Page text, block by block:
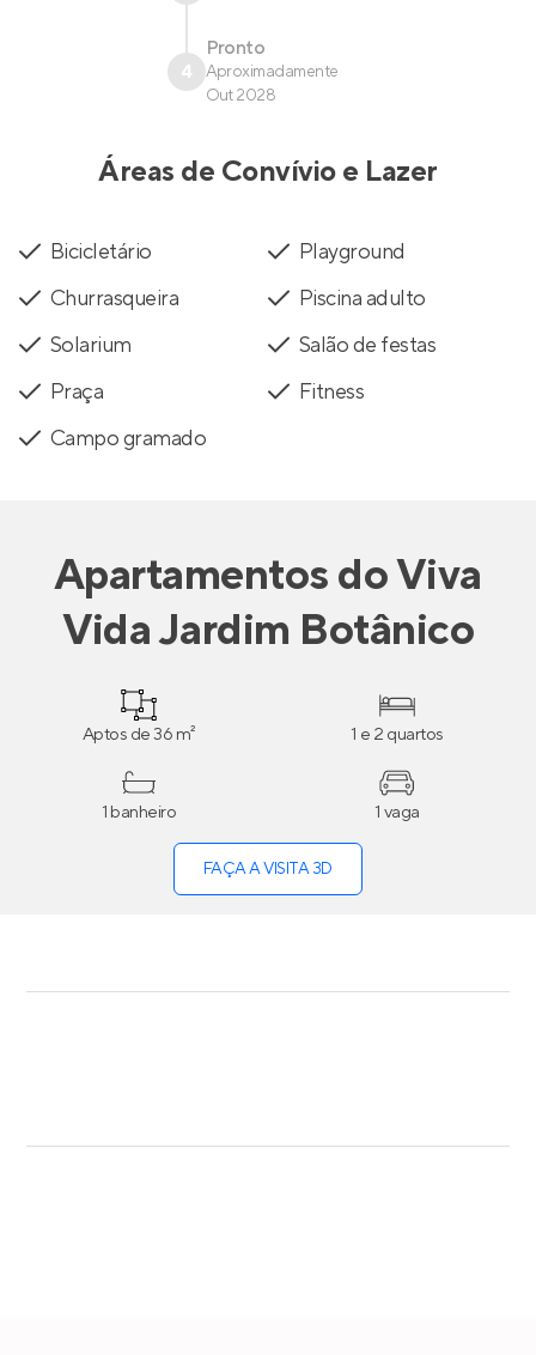
4
Pronto
Aproximadamente
Out 2028
Áreas de Convívio e Lazer
Bicicletário
Playground
Churrasqueira
Piscina adulto
Solarium
Salão de festas
Praça
Fitness
Campo gramado
ApartamentosdoViva
Vida Jardim Botânico
Aptos de 36 m² 1 e 2 quartos
1 banheiro 1 vaga
FAÇA A VISITA 3D